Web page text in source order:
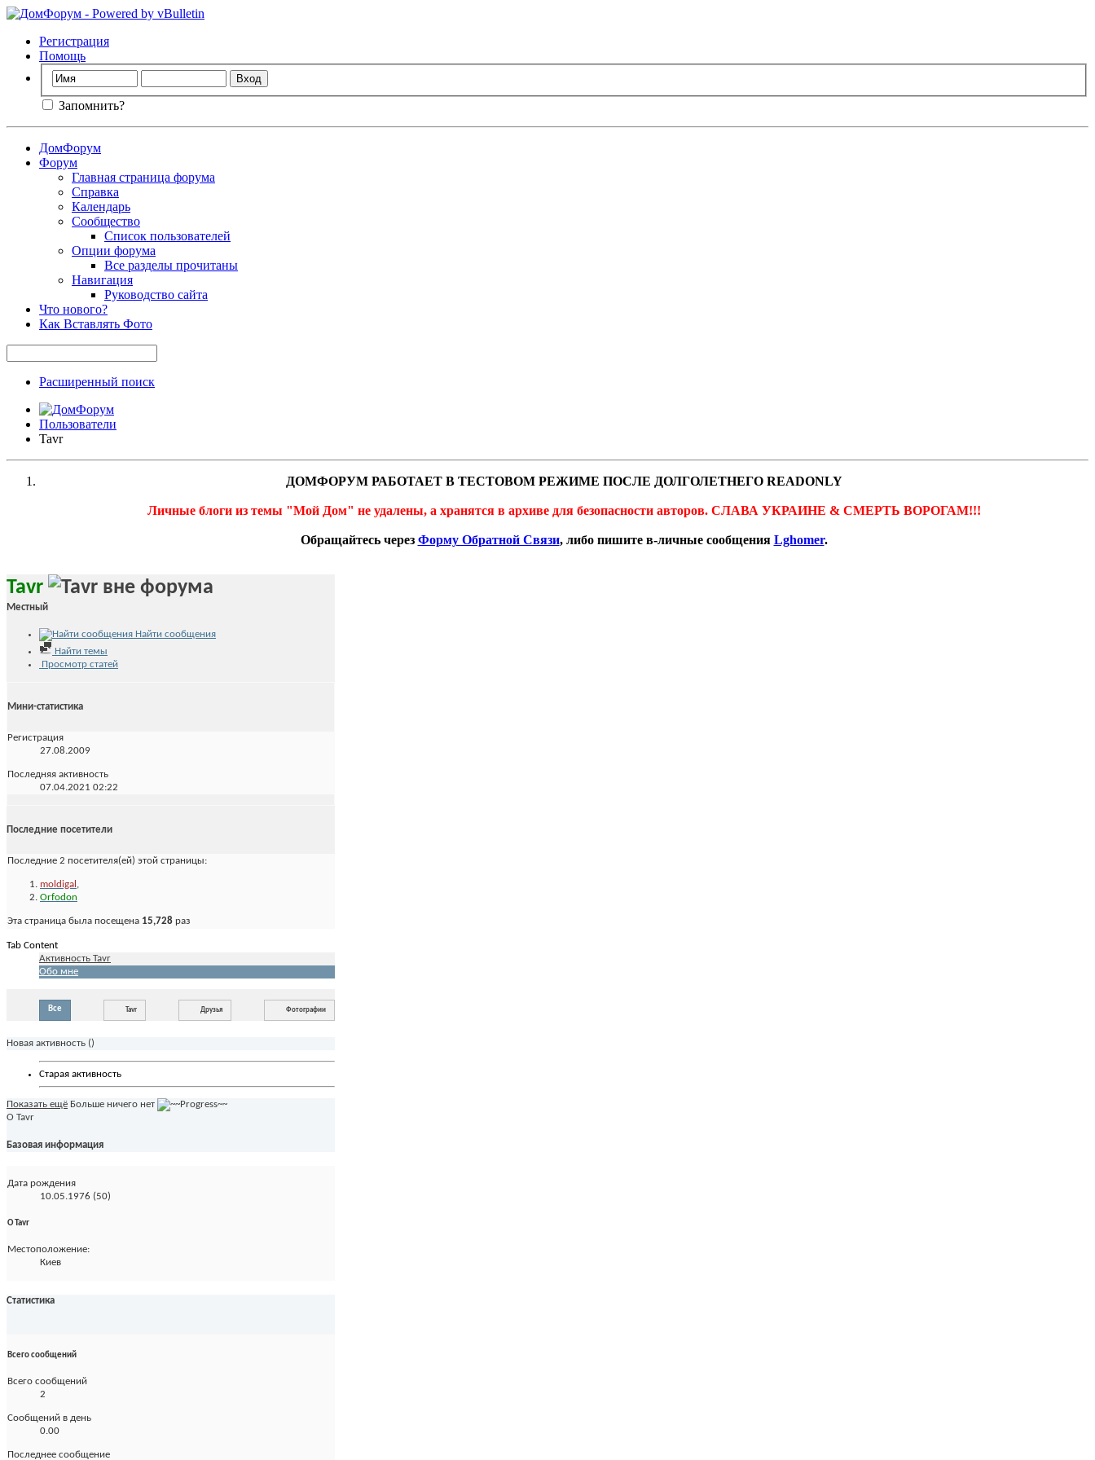
Регистрация
Помощь
Запомнить?
ДомФорум
Форум
Главная страница форума
Справка
Календарь
Сообщество
Список пользователей
Опции форума
Все разделы прочитаны
Навигация
Руководство сайта
Что нового?
Как Вставлять Фото
Расширенный поиск
Пользователи
Tavr
ДОМФОРУМ РАБОТАЕТ В ТЕСТОВОМ РЕЖИМЕ ПОСЛЕ ДОЛГОЛЕТНЕГО READONLY
Личные блоги из темы "Мой Дом" не удалены, а хранятся в архиве для безопасности авторов. СЛАВА УКРАИНЕ & СМЕРТЬ ВОРОГАМ!!!
Обращайтесь через Форму Обратной Связи, либо пишите в-личные сообщения Lghomer.
Tavr
Местный
Найти сообщения
Найти темы
Просмотр статей
Мини-статистика
Регистрация
27.08.2009
Последняя активность
07.04.2021 02:22
Последние посетители
Последние 2 посетителя(ей) этой страницы:
moldigal ,
Orfodon
Эта страница была посещена 15,728 раз
Tab Content
Активность Tavr
Обо мне
Все Tavr Друзья Фотографии
Новая активность ()
Старая активность
Показать ещё Больше ничего нет
О Tavr
Базовая информация
Дата рождения
10.05.1976 (50)
О Tavr
Местоположение:
Киев
Статистика
Всего сообщений
Всего сообщений
2
Сообщений в день
0.00
Последнее сообщение